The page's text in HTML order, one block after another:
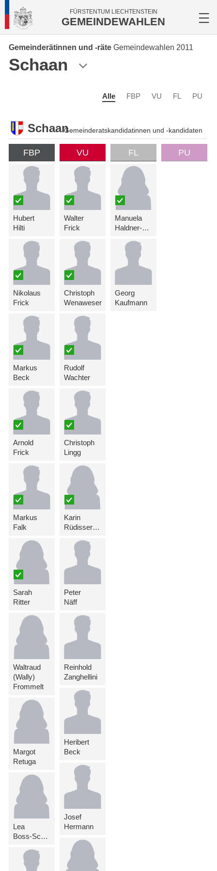
FÜRSTENTUM LIECHTENSTEIN
GEMEINDEWAHLEN
Gemeinderätinnen und -räte Gemeindewahlen 2011
Schaan
Alle FBP VU FL PU
SchaanGemeinderatskandidatinnen und -kandidaten
FBP
Hubert
Hilti
Nikolaus
Frick
Markus
Beck
Arnold
Frick
Markus
Falk
Sarah
Ritter
Waltraud
(Wally)
Frommelt
Margot
Retuga
Lea
Boss-Schierscher
VU
Walter
Frick
Christoph
Wenaweser
Rudolf
Wachter
Christoph
Lingg
Karin
Rüdisser-Quaderer
Peter
Näff
Reinhold
Zanghellini
Heribert
Beck
Josef
Hermann
FL
Manuela
Haldner-Schierscher
Georg
Kaufmann
PU